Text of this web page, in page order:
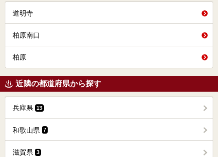
道明寺
柏原南口
柏原
近隣の都道府県から探す
兵庫県 13
和歌山県 7
滋賀県 3